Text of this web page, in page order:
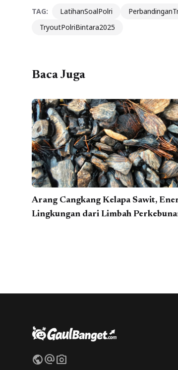
TAG: LatihanSoalPolri
TryoutPolriBintara2025
Baca Juga
Arang Cangkang Kelapa Sawit,
Lingkungan dari Limbah
publicalternate_emailphoto_camera